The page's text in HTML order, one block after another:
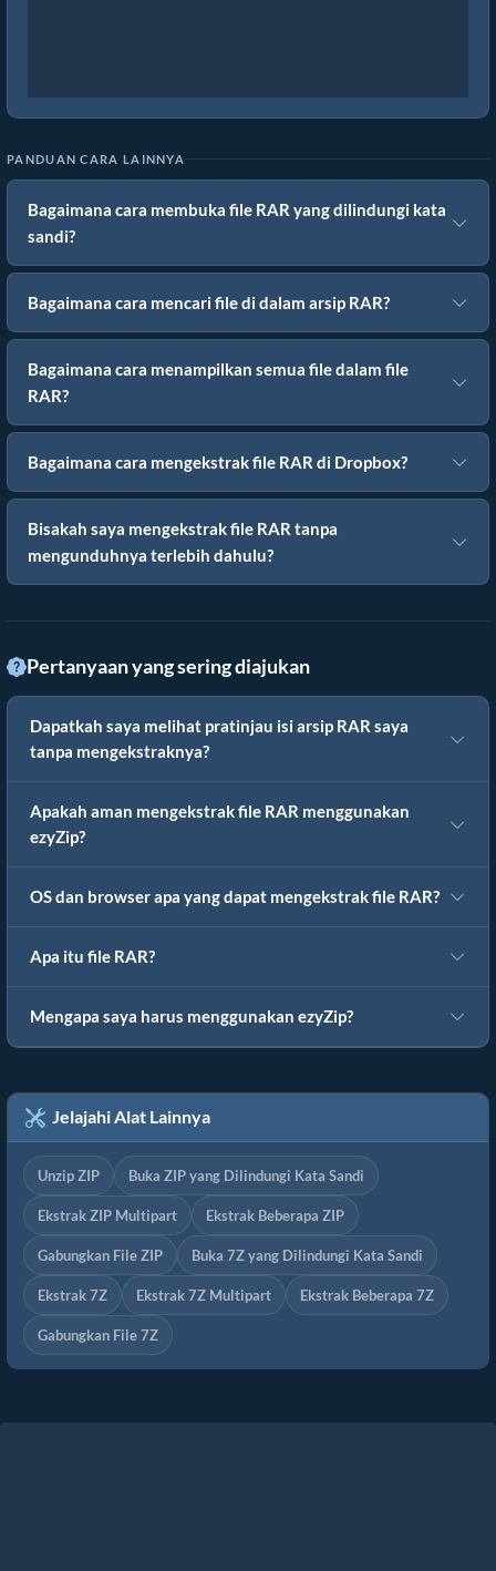
PANDUAN CARA LAINNYA
Bagaimana cara membuka file RAR yang dilindungi kata
sandi?
Bagaimana cara mencari file di dalam arsip RAR?
Bagaimana cara menampilkan semua file dalam file
RAR?
Bagaimana cara mengekstrak file RAR di Dropbox?
Bisakah saya mengekstrak file RAR tanpa
mengunduhnya terlebih dahulu?
Pertanyaan yang sering diajukan
Dapatkah saya melihat pratinjau isi arsip RAR saya
tanpa mengekstraknya?
Apakah aman mengekstrak file RAR menggunakan
ezyZip?
OS dan browser apa yang dapat mengekstrak file RAR?
Apa itu file RAR?
Mengapa saya harus menggunakan ezyZip?
Jelajahi Alat Lainnya
Unzip ZIP Buka ZIP yang Dilindungi Kata Sandi
Ekstrak ZIP Multipart Ekstrak Beberapa ZIP
Gabungkan File ZIP Buka 7Z yang Dilindungi Kata Sandi
Ekstrak 7Z Ekstrak 7Z Multipart Ekstrak Beberapa 7Z
Gabungkan File 7Z